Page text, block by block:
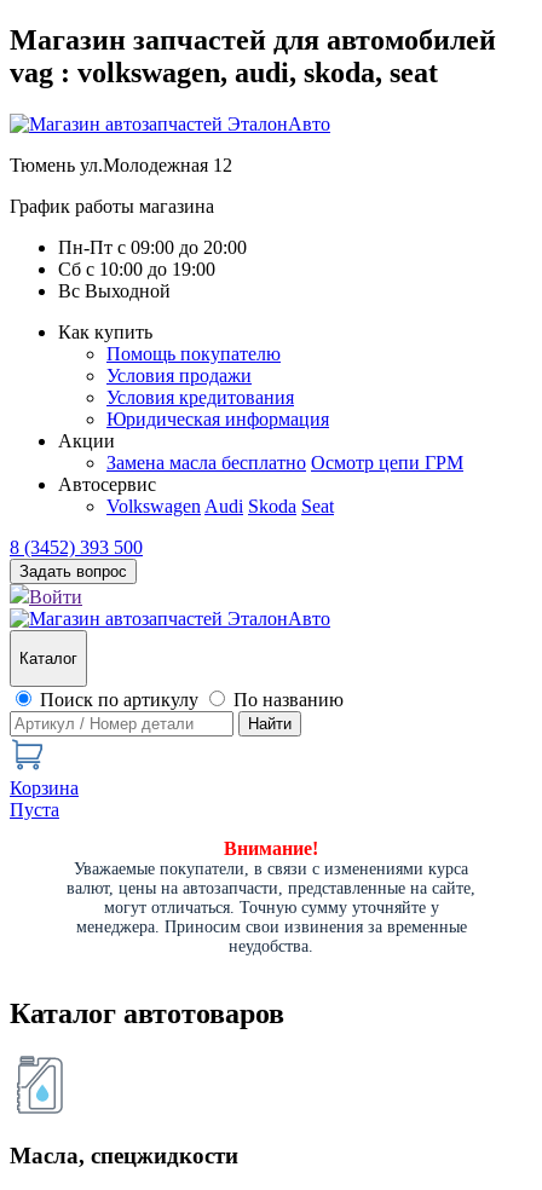
Магазин запчастей для автомобилей
vag : volkswagen, audi, skoda, seat
Тюмень ул.Молодежная 12
График работы магазина
Пн-Пт с 09:00 до 20:00
Сб с 10:00 до 19:00
Вс Выходной
Как купить
Помощь покупателю
Условия продажи
Условия кредитования
Юридическая информация
Акции
Замена масла бесплатно Осмотр цепи ГРМ
Автосервис
Volkswagen Audi Skoda Seat
8 (3452) 393 500
Задать вопрос
Войти
Каталог
Поиск по артикулу По названию
Найти
Корзина
Пуста
Внимание!
Уважаемые покупатели, в связи с изменениями курса
валют, цены на автозапчасти, представленные на сайте,
могут отличаться. Точную сумму уточняйте у
менеджера. Приносим свои извинения за временные
неудобства.
Каталог автотоваров
Масла, спецжидкости